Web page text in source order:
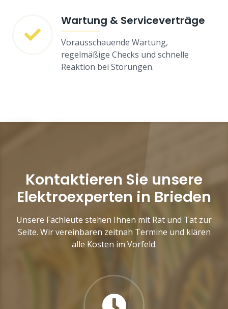
Wartung & Serviceverträge
Vorausschauende Wartung,
regelmäßige Checks und schnelle
Reaktion bei Störungen.
Kontaktieren Sie unsere
Elektroexperten in Brieden
Unsere Fachleute stehen Ihnen mit Rat und Tat zur
Seite. Wir vereinbaren zeitnah Termine und klären
alle Kosten im Vorfeld.